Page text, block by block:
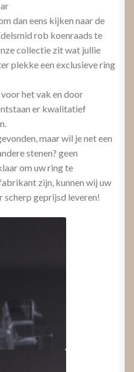
dan eens kijken naar de
rob koenraads te
collectie zit wat jullie
plekke een exclusieve ring
het vak en door
er kwalitatief
maar wil je net een
stenen? geen
om uw ring te
zijn, kunnen wij uw
scherp geprijsd leveren!